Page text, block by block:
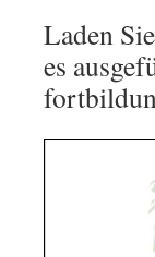
Laden Sie
es